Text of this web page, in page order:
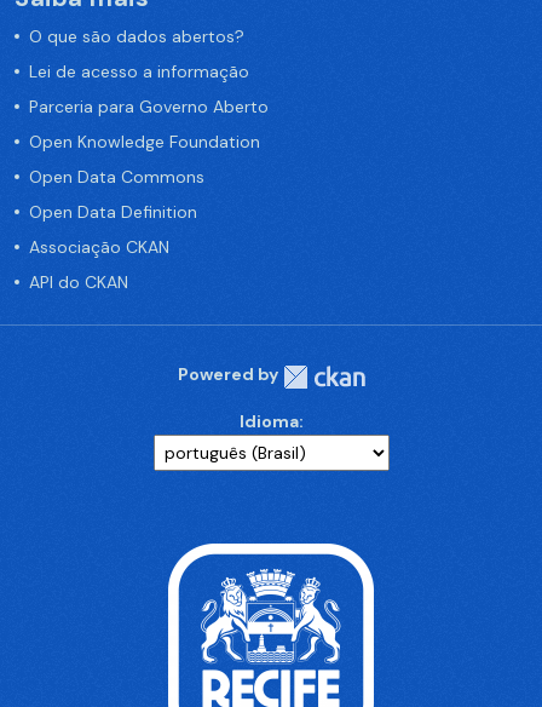
O que são dados abertos?
Lei de acesso a informação
Parceria para Governo Aberto
Open Knowledge Foundation
Open Data Commons
Open Data Definition
Associação CKAN
API do CKAN
Powered by
Idioma